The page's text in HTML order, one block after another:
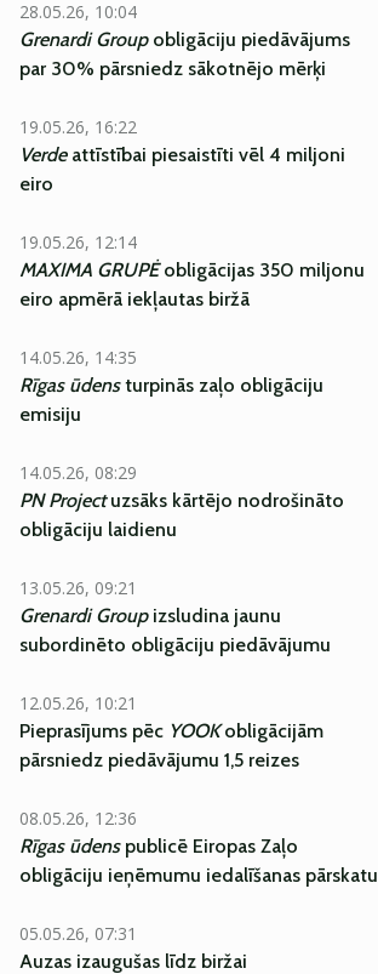
28.05.26, 10:04
Grenardi Groupobligāciju piedāvājums
par 30% pārsniedz sākotnējo mērķi
19.05.26, 16:22
Verdeattīstībai piesaistīti vēl 4 miljoni
eiro
19.05.26, 12:14
MAXIMA GRUPĖobligācijas 350 miljonu
eiro apmērā iekļautas biržā
14.05.26, 14:35
Rīgas ūdensturpinās zaļo obligāciju
emisiju
14.05.26, 08:29
PN Projectuzsāks kārtējo nodrošināto
obligāciju laidienu
13.05.26, 09:21
Grenardi Groupizsludina jaunu
subordinēto obligāciju piedāvājumu
12.05.26, 10:21
Pieprasījums pēc YOOKobligācijām
pārsniedz piedāvājumu 1,5 reizes
08.05.26, 12:36
Rīgas ūdenspublicē Eiropas Zaļo
obligāciju ieņēmumu iedalīšanas pārskatu
05.05.26, 07:31
Auzas izaugušas līdz biržai